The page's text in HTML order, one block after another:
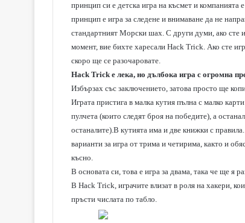
принцип си е детска игра на късмет и
принцип е игра за следене и внимаване да не
стандартният Морски шах. С други думи, ако сте
момент, вие бихте харесали Hack Trick. Ако сте
скоро ще се разочаровате.
Hack Trick е лека, но дълбока игра с огромна
Избързах със заключението, затова просто ще
Играта пристига в малка кутия пълна с малко
пулчета (които следят броя на победите), а
останалите).В кутията има и две книжки с
варианти за игра от трима и четирима, както и
късно.
В основата си, това е игра за двама, така че ще я
В Hack Trick, играчите влизат в роля на хакери,
пръсти числата по табло.